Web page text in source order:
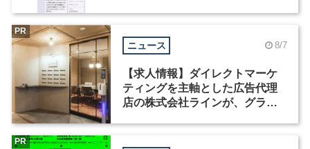
ニュース 8/7
【求人情報】ダイレクトマーケ
ティングを主軸とした広告代理
店の株式会社ラインが、グラフ
PR
PR